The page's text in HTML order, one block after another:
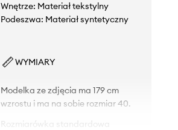
Wnętrze: Materiał tekstylny
Podeszwa: Materiał syntetyczny
WYMIARY
Modelka ze zdjęcia ma 179 cm
wzrostu i ma na sobie rozmiar 40.
Rozmiarówka standardowa